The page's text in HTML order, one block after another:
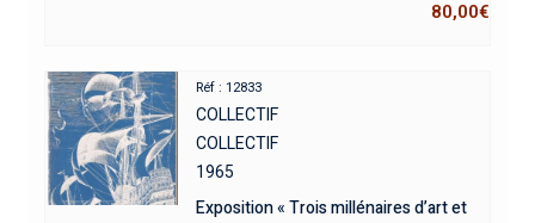
80,00€
Réf : 12833
COLLECTIF
COLLECTIF
1965
Exposition « Trois millénaires d’art et